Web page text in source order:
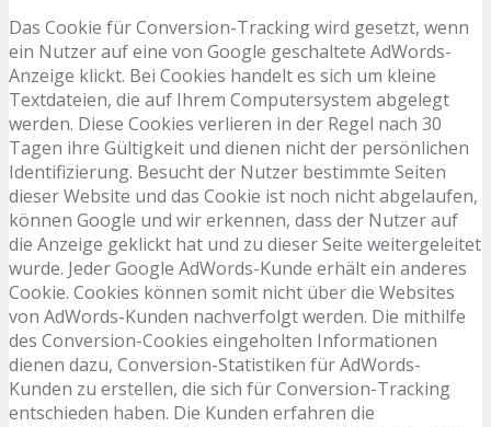
Das Cookie für Conversion-Tracking wird gesetzt, wenn
ein Nutzer auf eine von Google geschaltete AdWords-
Anzeige klickt. Bei Cookies handelt es sich um kleine
Textdateien, die auf Ihrem Computersystem abgelegt
werden. Diese Cookies verlieren in der Regel nach 30
Tagen ihre Gültigkeit und dienen nicht der persönlichen
Identifizierung. Besucht der Nutzer bestimmte Seiten
dieser Website und das Cookie ist noch nicht abgelaufen,
können Google und wir erkennen, dass der Nutzer auf
die Anzeige geklickt hat und zu dieser Seite weitergeleitet
wurde. Jeder Google AdWords-Kunde erhält ein anderes
Cookie. Cookies können somit nicht über die Websites
von AdWords-Kunden nachverfolgt werden. Die mithilfe
des Conversion-Cookies eingeholten Informationen
dienen dazu, Conversion-Statistiken für AdWords-
Kunden zu erstellen, die sich für Conversion-Tracking
entschieden haben. Die Kunden erfahren die